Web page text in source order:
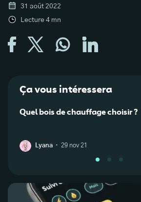
31 août 2022
Lecture 4 mn
Ça vous intéressera
Quel bois de chauffage choisir ?
Lyana · 29 nov 21